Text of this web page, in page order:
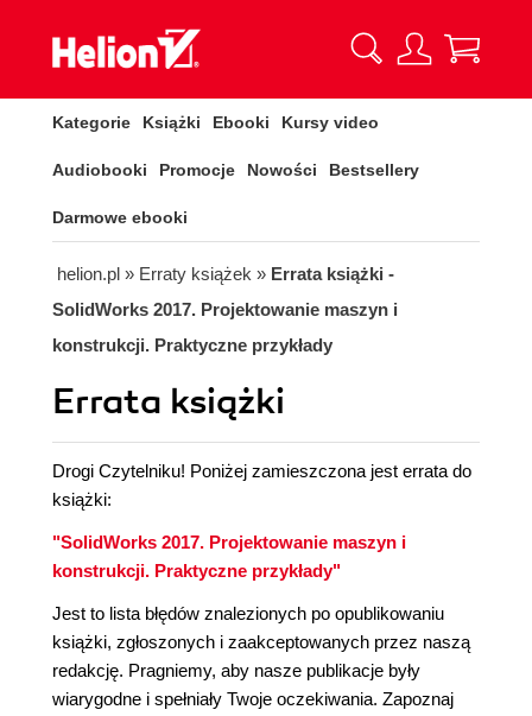
Kategorie Książki Ebooki Kursy video
Audiobooki Promocje Nowości Bestsellery
Darmowe ebooki
helion.pl » Erraty książek » Errata książki -
SolidWorks 2017. Projektowanie maszyn i
konstrukcji. Praktyczne przykłady
Errata książki
Drogi Czytelniku! Poniżej zamieszczona jest errata do
książki:
"SolidWorks 2017. Projektowanie maszyn i
konstrukcji. Praktyczne przykłady"
Jest to lista błędów znalezionych po opublikowaniu
książki, zgłoszonych i zaakceptowanych przez naszą
redakcję. Pragniemy, aby nasze publikacje były
wiarygodne i spełniały Twoje oczekiwania. Zapoznaj